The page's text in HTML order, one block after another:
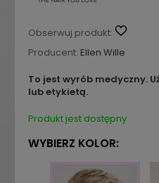
Obserwuj produkt:
Producent: Ellen Wille
To jest wyrób medyczny.
lub etykietą.
Produkt jest dostępny
WYBIERZ KOLOR: